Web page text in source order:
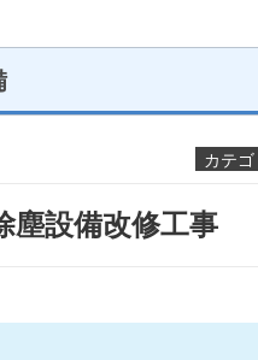
カテゴ
塵設備改修工事